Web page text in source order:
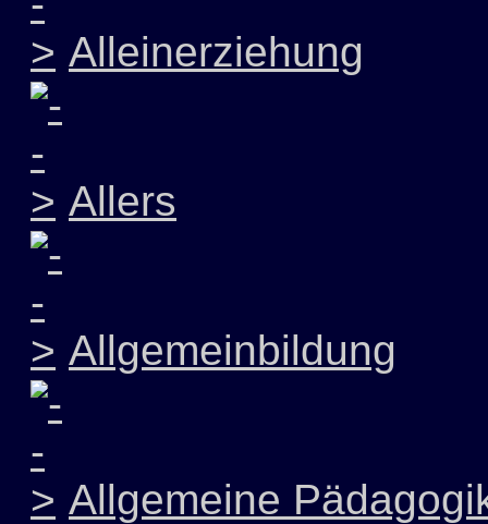
Alleinerziehung
Allers
Allgemeinbildung
Allgemeine